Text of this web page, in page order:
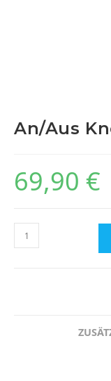
An/Aus
69,90 €
An/Aus
Knopf